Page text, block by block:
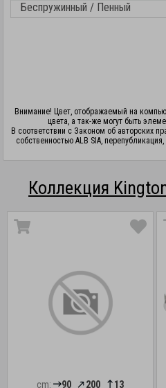
Беспружинный / Пенный
Внимание! Цвет, отображаемый на
цвета, а так-же могут быть
В соответствии с Законом об авторских
собственностью ALB SIA,
Коллекция
cm: 90 200
13